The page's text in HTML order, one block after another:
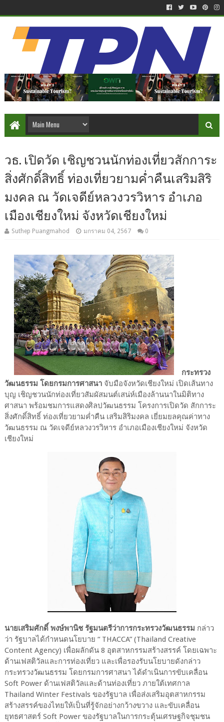
วธ. เปิดวัด เชิญชวนนักท่องเที่ยวสักการะ
สิ่งศักดิ์สิทธิ์ ท่องเที่ยวยามค่ำคืนเสริมสิริ
มงคล ณ วัดเจดีย์หลวงวรวิหาร อำเภอ
เมืองเชียงใหม่ จังหวัดเชียงใหม่
Suthep Puangmahod มกราคม 04, 2567 0
กระทรวง
วัฒนธรรม โดยกรมการศาสนาจับมือจังหวัดเชียงใหม่ เปิดเส้นทาง
บุญ เชิญชวนนักท่องเที่ยวสัมผัสมนต์เสน่ห์เมืองล้านนาในมิติทาง
ศาสนา พร้อมชมการแสดงศิลปวัฒนธรรม โครงการเปิดวัด สักการะ
สิ่งศักดิ์สิทธิ์ ท่องเที่ยวยามค่ำคืน เสริมสิริมงคล เยี่ยมยลคุณค่าทาง
วัฒนธรรม ณ วัดเจดีย์หลวงวรวิหาร อำเภอเมืองเชียงใหม่ จังหวัด
เชียงใหม่
นายเสริมศักดิ์ พงษ์พานิช รัฐมนตรีว่าการกระทรวงวัฒนธรรม กล่าว
ว่า รัฐบาลได้กำหนดนโยบาย “ THACCA” (Thailand Creative
Content Agency) เพื่อผลักดัน 8 อุตสาหกรรมสร้างสรรค์ โดยเฉพาะ
ด้านเฟสติวัลและการท่องเที่ยว และเพื่อรองรับนโยบายดังกล่าว
กระทรวงวัฒนธรรม โดยกรมการศาสนา ได้ดำเนินการขับเคลื่อน
Soft Power ด้านเฟสติวัลและด้านท่องเที่ยว ภายใต้เทศกาล
Thailand Winter Festivals ของรัฐบาล เพื่อส่งเสริมอุตสาหกรรม
สร้างสรรค์ของไทยให้เป็นที่รู้จักอย่างกว้างขวาง และขับเคลื่อน
ยุทธศาสตร์ Soft Power ของรัฐบาลในการกระตุ้นเศรษฐกิจชุมชน